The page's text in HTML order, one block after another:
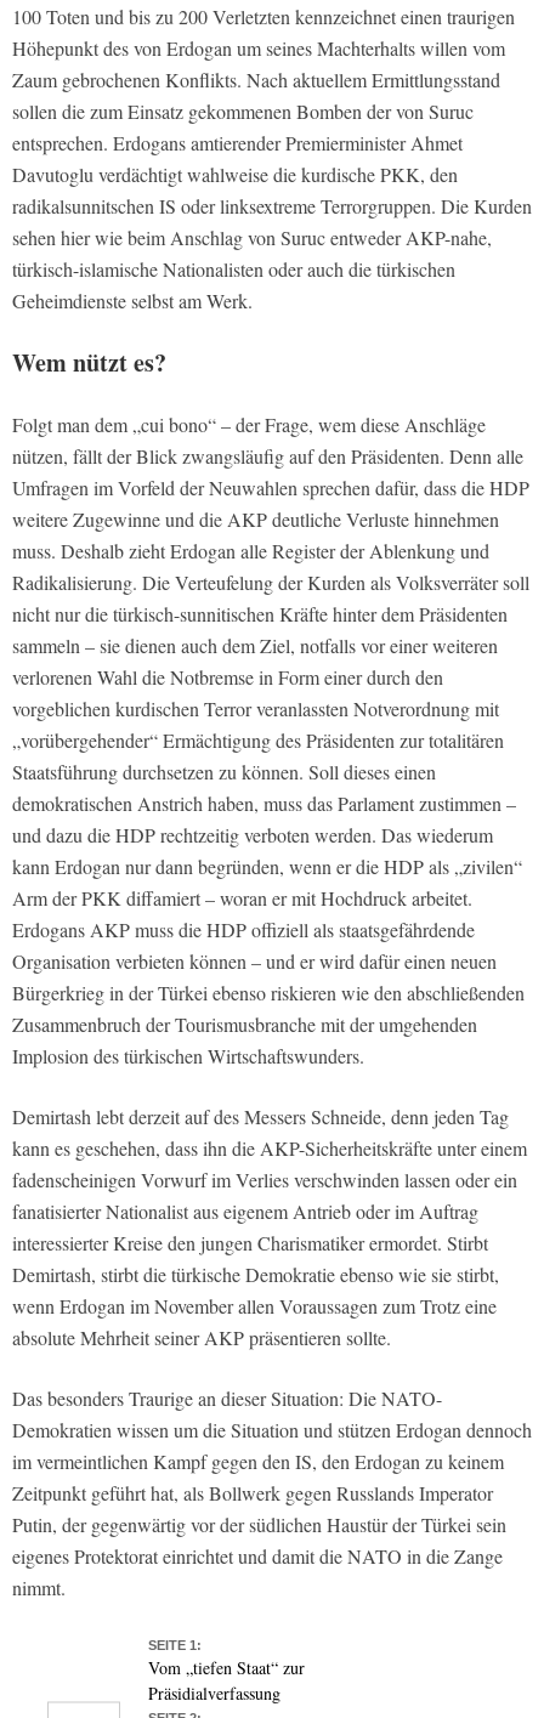
100 Toten und bis zu 200 Verletzten kennzeichnet einen traurigen
Höhepunkt des von Erdogan um seines Machterhalts willen vom
Zaum gebrochenen Konflikts. Nach aktuellem Ermittlungsstand
sollen die zum Einsatz gekommenen Bomben der von Suruc
entsprechen. Erdogans amtierender Premierminister Ahmet
Davutoglu verdächtigt wahlweise die kurdische PKK, den
radikalsunnitschen IS oder linksextreme Terrorgruppen. Die Kurden
sehen hier wie beim Anschlag von Suruc entweder AKP-nahe,
türkisch-islamische Nationalisten oder auch die türkischen
Geheimdienste selbst am Werk.
Wem nützt es?
Folgt man dem „cui bono“ – der Frage, wem diese Anschläge
nützen, fällt der Blick zwangsläufig auf den Präsidenten. Denn alle
Umfragen im Vorfeld der Neuwahlen sprechen dafür, dass die HDP
weitere Zugewinne und die AKP deutliche Verluste hinnehmen
muss. Deshalb zieht Erdogan alle Register der Ablenkung und
Radikalisierung. Die Verteufelung der Kurden als Volksverräter soll
nicht nur die türkisch-sunnitischen Kräfte hinter dem Präsidenten
sammeln – sie dienen auch dem Ziel, notfalls vor einer weiteren
verlorenen Wahl die Notbremse in Form einer durch den
vorgeblichen kurdischen Terror veranlassten Notverordnung mit
„vorübergehender“ Ermächtigung des Präsidenten zur totalitären
Staatsführung durchsetzen zu können. Soll dieses einen
demokratischen Anstrich haben, muss das Parlament zustimmen –
und dazu die HDP rechtzeitig verboten werden. Das wiederum
kann Erdogan nur dann begründen, wenn er die HDP als „zivilen“
Arm der PKK diffamiert – woran er mit Hochdruck arbeitet.
Erdogans AKP muss die HDP offiziell als staatsgefährdende
Organisation verbieten können – und er wird dafür einen neuen
Bürgerkrieg in der Türkei ebenso riskieren wie den abschließenden
Zusammenbruch der Tourismusbranche mit der umgehenden
Implosion des türkischen Wirtschaftswunders.
Demirtash lebt derzeit auf des Messers Schneide, denn jeden Tag
kann es geschehen, dass ihn die AKP-Sicherheitskräfte unter einem
fadenscheinigen Vorwurf im Verlies verschwinden lassen oder ein
fanatisierter Nationalist aus eigenem Antrieb oder im Auftrag
interessierter Kreise den jungen Charismatiker ermordet. Stirbt
Demirtash, stirbt die türkische Demokratie ebenso wie sie stirbt,
wenn Erdogan im November allen Voraussagen zum Trotz eine
absolute Mehrheit seiner AKP präsentieren sollte.
Das besonders Traurige an dieser Situation: Die NATO-
Demokratien wissen um die Situation und stützen Erdogan dennoch
im vermeintlichen Kampf gegen den IS, den Erdogan zu keinem
Zeitpunkt geführt hat, als Bollwerk gegen Russlands Imperator
Putin, der gegenwärtig vor der südlichen Haustür der Türkei sein
eigenes Protektorat einrichtet und damit die NATO in die Zange
nimmt.
SEITE 1:
Vom „tiefen Staat“ zur
Präsidialverfassung